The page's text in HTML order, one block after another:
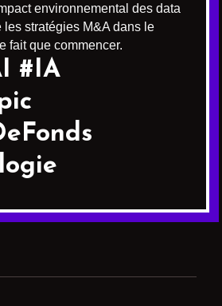
environnemental des data
les stratégies M&A dans le
fait que commencer.
#IA